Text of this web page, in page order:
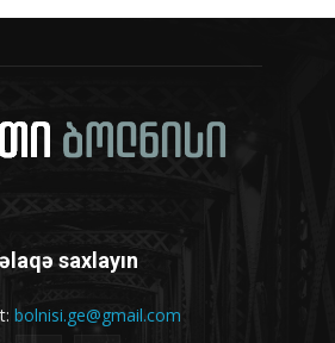
əlaqə saxlayın
bolnisi.ge@gmail.com